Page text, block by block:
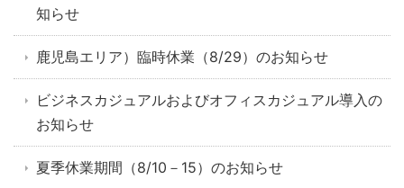
知らせ
鹿児島エリア）臨時休業（8/29）のお知らせ
ビジネスカジュアルおよびオフィスカジュアル導入の
お知らせ
夏季休業期間（8/10－15）のお知らせ